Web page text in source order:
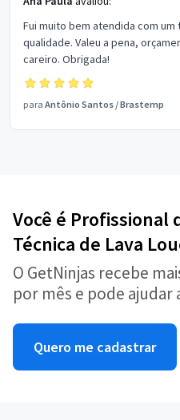
Fui muito bem atendida com um
qualidade. Valeu a pena,
careiro. Obrigada!
para Antônio Santos /Brastemp
Você é Profissional
Técnica de Lava
O GetNinjas recebe
por mês e pode ajudar
Quero me cadastrar